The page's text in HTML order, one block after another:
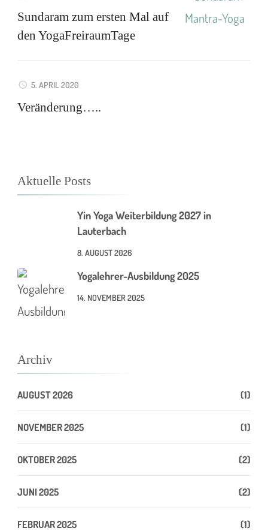
Sundaram zum ersten Mal auf
den YogaFreiraumTage
5. APRIL 2020
Veränderung…..
Aktuelle Posts
Yin Yoga Weiterbildung 2027 in
Lauterbach
8. AUGUST 2026
Yogalehrer-Ausbildung 2025
14. NOVEMBER 2025
Archiv
AUGUST 2026 (1)
NOVEMBER 2025 (1)
OKTOBER 2025 (2)
JUNI 2025 (2)
FEBRUAR 2025 (1)